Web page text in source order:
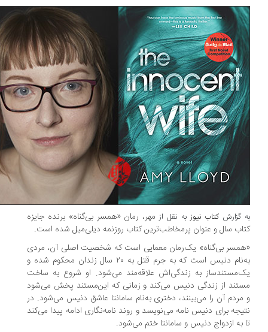
گزارش کتاب نیوز به نقل از مهر، رمان «همسر بی‌گناه» برنده جایزه
سال و عنوان پرمخاطب‌ترین کتاب روزنمه دیلی‌میل شده است.
بی‌گناه» یک‌رمان معمایی است که شخصیت اصلی آن، مردی
به‌نام دنیس است که به جرم قتل به ۲۰ سال زندان محکوم شده و
به زندگی‌اش علاقه‌مند می‌شود. او شروع به ساخت
از زندگی دنیس می‌کند و زمانی که این‌مستند پخش می‌شود
آن را می‌بینند، دختری به‌نام سامانتا عاشق دنیس می‌شود. در
برای دنیس نامه می‌نویسد و روند نامه‌نگاری ادامه پیدا می‌کند
به ازدواج دنیس و سامانتا ختم می‌شود.